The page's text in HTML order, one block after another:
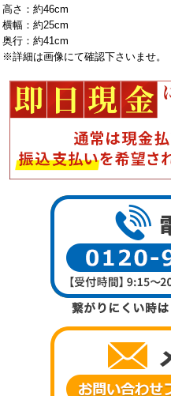
高さ：約46cm
横幅：約25cm
奥行：約41cm
※詳細は画像にて確認下さいませ。